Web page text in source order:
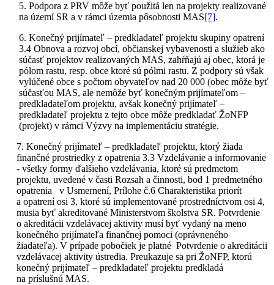
5. Podpora z PRV môže byť použitá len na projekty realizované
na území SR a v rámci územia pôsobnosti MAS[7].
6. Konečný prijímateľ – predkladateľ projektu skupiny opatrení
3.4 Obnova a rozvoj obcí, občianskej vybavenosti a služieb ako
súčasť projektov realizovaných MAS, zahŕňajú aj obec, ktorá je
pólom rastu, resp. obce ktoré sú pólmi rastu. Z podpory sú však
vylúčené obce s počtom obyvateľov nad 20 000 (obec môže byť
súčasťou MAS, ale nemôže byť konečným prijímateľom –
predkladateľom projektu, avšak konečný prijímateľ –
predkladateľ projektu z tejto obce môže predkladať ŽoNFP
(projekt) v rámci Výzvy na implementáciu stratégie.
7. Konečný prijímateľ – predkladateľ projektu, ktorý žiada
finančné prostriedky z opatrenia 3.3 Vzdelávanie a informovanie
- všetky formy ďalšieho vzdelávania, ktoré sú predmetom
projektu, uvedené v časti Rozsah a činnosti, bod 1 predmetného
opatrenia v Usmernení, Prílohe č.6 Charakteristika priorít
a opatrení osi 3, ktoré sú implementované prostredníctvom osi 4,
musia byť akreditované Ministerstvom školstva SR. Potvrdenie
o akreditácii vzdelávacej aktivity musí byť vydaný na meno
konečného prijímateľa finančnej pomoci (oprávneného
žiadateľa). V prípade pobočiek je platné Potvrdenie o akreditácii
vzdelávacej aktivity ústredia. Preukazuje sa pri ŽoNFP, ktorú
konečný prijímateľ – predkladateľ projektu predkladá
na príslušnú MAS.